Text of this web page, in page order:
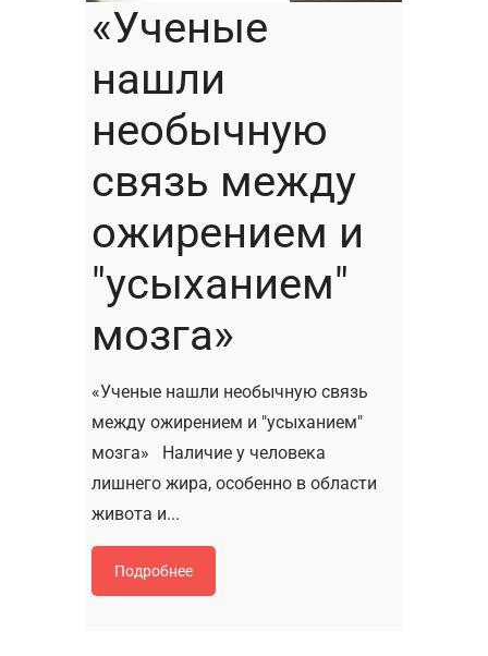
«Ученые
нашли
необычную
связь между
ожирением и
"усыханием"
мозга»
«Ученые нашли необычную связь
между ожирением и "усыханием"
мозга» Наличие у человека
лишнего жира, особенно в области
живота и...
Подробнее